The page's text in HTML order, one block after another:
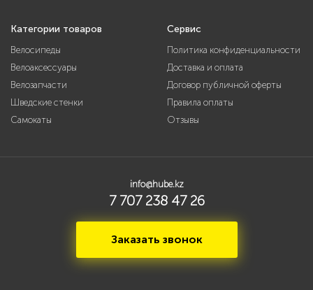
Категории товаров
Велосипеды
Велоаксессуары
Велозапчасти
Шведские стенки
Самокаты
Сервис
Политика конфиденциальности
Доставка и оплата
Договор публичной оферты
Правила оплаты
Отзывы
info@hube.kz
7 707 238 47 26
Заказать звонок